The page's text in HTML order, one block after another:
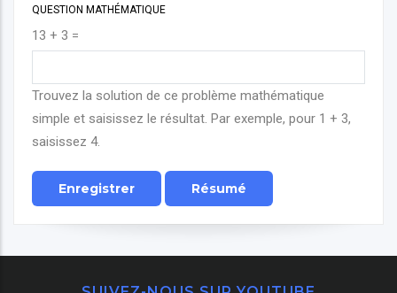
QUESTION MATHÉMATIQUE
13 + 3 =
Trouvez la solution de ce problème mathématique
simple et saisissez le résultat. Par exemple, pour 1 + 3,
saisissez 4.